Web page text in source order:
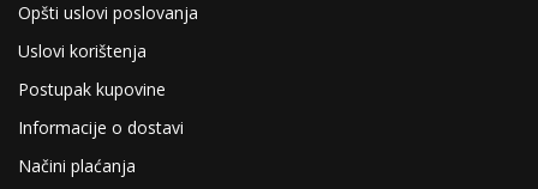
Opšti uslovi poslovanja
Uslovi korištenja
Postupak kupovine
Informacije o dostavi
Načini plaćanja